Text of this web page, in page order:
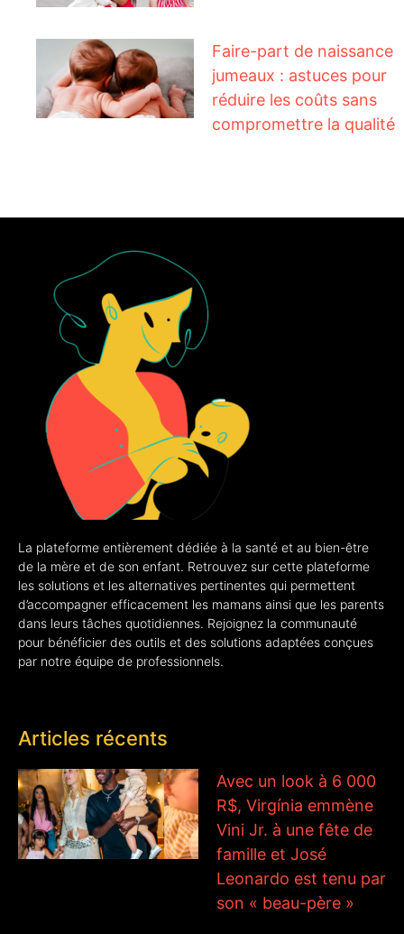
Faire-part de naissance
jumeaux : astuces pour
réduire les coûts sans
compromettre la qualité
La plateforme entièrement dédiée à la santé et au bien-être
de la mère et de son enfant. Retrouvez sur cette plateforme
les solutions et les alternatives pertinentes qui permettent
d’accompagner efficacement les mamans ainsi que les parents
dans leurs tâches quotidiennes. Rejoignez la communauté
pour bénéficier des outils et des solutions adaptées conçues
par notre équipe de professionnels.
Articles récents
Avec un look à 6 000
R$, Virgínia emmène
Vini Jr. à une fête de
famille et José
Leonardo est tenu par
son « beau-père »